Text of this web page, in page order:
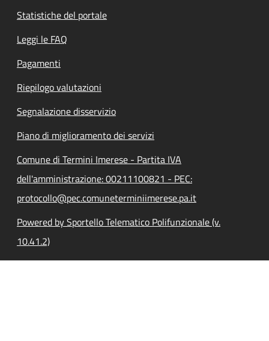
Statistiche del portale
Leggi le FAQ
Pagamenti
Riepilogo valutazioni
Segnalazione disservizio
Piano di miglioramento dei servizi
Comune di Termini Imerese - Partita IVA
dell'amministrazione: 00211100821 - PEC:
protocollo@pec.comuneterminiimerese.pa.it
Powered by Sportello Telematico Polifunzionale (v.
10.41.2)